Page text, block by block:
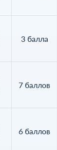
3 балла
7 баллов
6 баллов